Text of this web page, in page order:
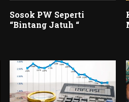
Sosok PW Seperti
“Bintang Jatuh “